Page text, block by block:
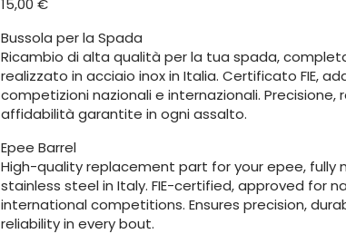
15,00 €
Bussola per la Spada
Ricambio di alta qualità per la tua spada,
realizzato in acciaio inox in Italia. Certificato FIE,
competizioni nazionali e internazionali. Precisione,
affidabilità garantite in ogni assalto.
Epee Barrel
High-quality replacement part for your epee, fully
stainless steel in Italy. FIE-certified, approved for
international competitions. Ensures precision,
reliability in every bout.